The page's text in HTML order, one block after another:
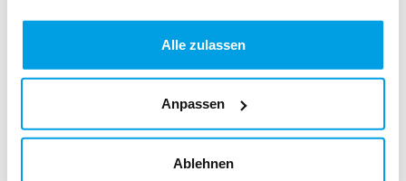
Alle zulassen
Anpassen
Ablehnen